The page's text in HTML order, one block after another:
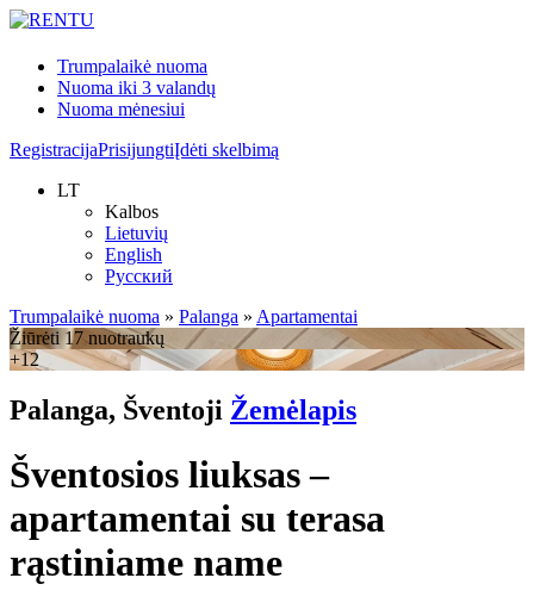
Trumpalaikė nuoma
Nuoma iki 3 valandų
Nuoma mėnesiui
RegistracijaPrisijungtiĮdėti skelbimą
LT
Kalbos
Lietuvių
English
Русский
Trumpalaikė nuoma » Palanga » Apartamentai
Žiūrėti 17 nuotraukų
+12
Palanga, Šventoji Žemėlapis
Šventosios liuksas –
apartamentai su terasa
rąstiniame name